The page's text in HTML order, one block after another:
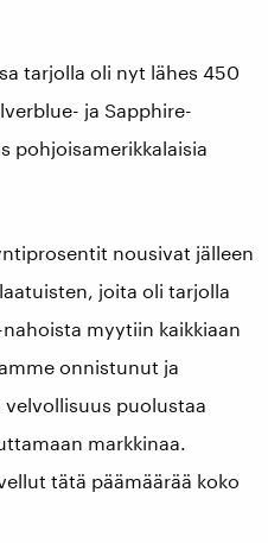
tarjolla oli nyt lähes 450
ja Sapphire-
pohjoisamerikkalaisia
nousivat jälleen
joita oli tarjolla
myytiin kaikkiaan
onnistunut ja
puolustaa
markkinaa.
tätä päämäärää koko